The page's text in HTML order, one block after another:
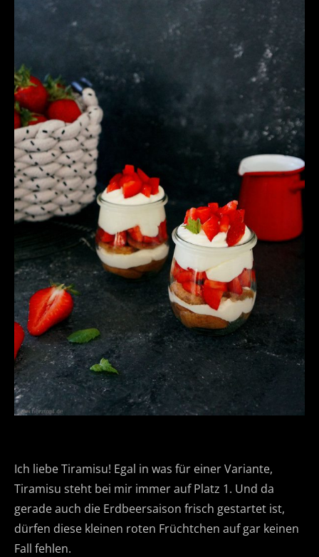
Ich liebe Tiramisu! Egal in was für einer Variante,
Tiramisu steht bei mir immer auf Platz 1. Und da
gerade auch die Erdbeersaison frisch gestartet ist,
dürfen diese kleinen roten Früchtchen auf gar keinen
Fall fehlen.